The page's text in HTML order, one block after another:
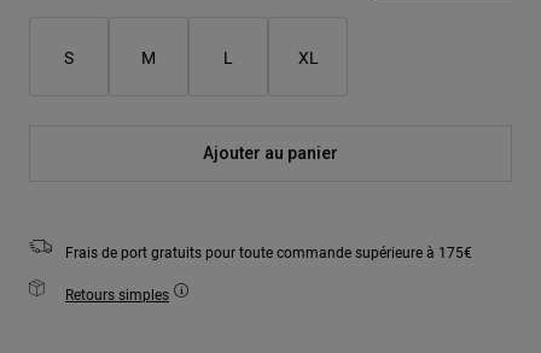
S M L XL
Ajouter au panier
Frais de port gratuits pour toute commande supérieure à 175€
Retours simples